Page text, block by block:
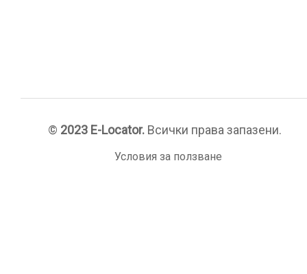
© 2023 E-Locator.Всички права запазени.
Условия за ползване